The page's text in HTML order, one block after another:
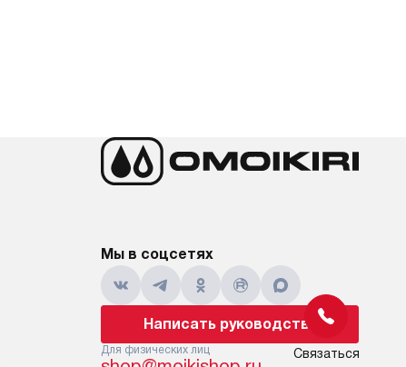
Мы в соцсетях
Написать руководству
Для физических лиц Связаться